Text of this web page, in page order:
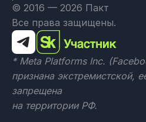
© 2016 — 2026 Пакт
Все права защищены.
* Meta Platforms Inc.
признана экстремистской,
запрещена
на территории РФ.